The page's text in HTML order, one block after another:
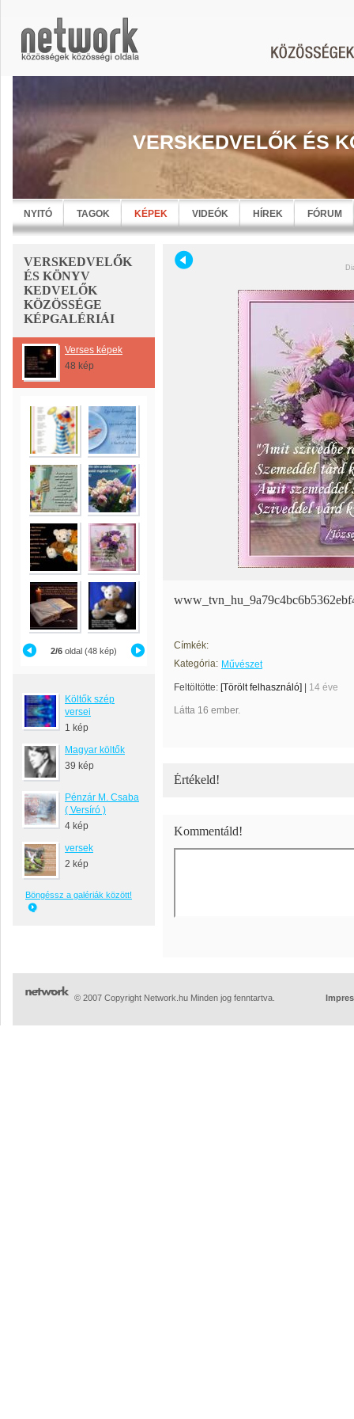
VERSKEDVELŐK ÉS
NYITÓ TAGOK KÉPEK VIDEÓK HÍREK FÓRUM
VERSKEDVELŐK
ÉS KÖNYV
KEDVELŐK
KÖZÖSSÉGE
KÉPGALÉRIÁI
Verses képek
48 kép
2/6 oldal (48 kép)
Költők szép
versei
1 kép
Magyar költők
39 kép
Pénzár M. Csaba
( Versíró )
4 kép
versek
2 kép
Böngéssz a galériák között!
Címkék:
Kategória: Művészet
Feltöltötte: [Törölt felhasználó] 14 éve
Látta 16 ember.
Értékeld!
Kommentáld!
© 2007 Copyright Network.hu Minden jog fenntartva.